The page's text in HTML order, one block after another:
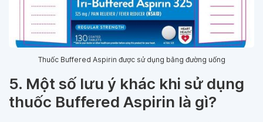
Thuốc Buffered Aspirin được sử dụng bằng đường uống
5. Một số lưu ý khác khi sử dụng
thuốc Buffered Aspirin là gì?